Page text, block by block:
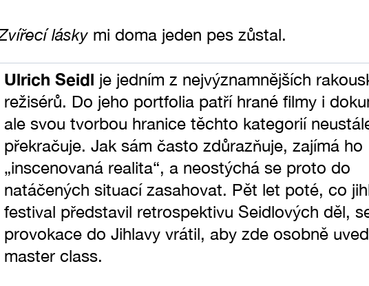
láskymi doma jeden pes zůstal.
Ulrich Seidl je jedním z nejvýznamnějších
režisérů. Do jeho portfolia patří hrané filmy i
ale svou tvorbou hranice těchto kategorií
překračuje. Jak sám často zdůrazňuje, zajímá ho
„inscenovaná realita“, a neostýchá se proto do
natáčených situací zasahovat. Pět let poté, co
festival představil retrospektivu Seidlových děl,
provokace do Jihlavy vrátil, aby zde osobně
master class.